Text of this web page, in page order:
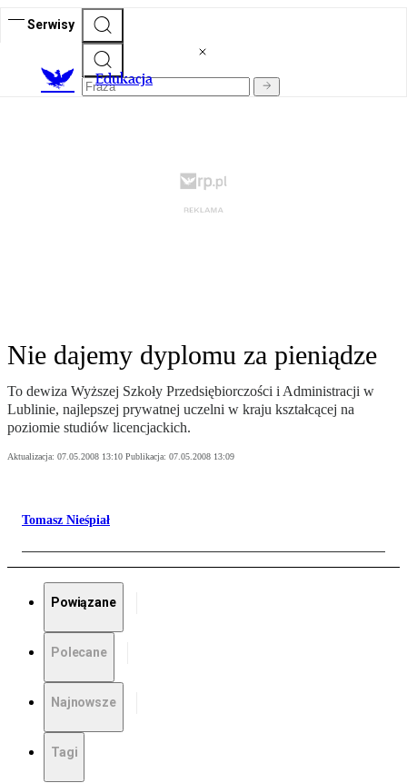
Serwisy
Edukacja
Nie dajemy dyplomu za pieniądze
To dewiza Wyższej Szkoły Przedsiębiorczości i Administracji w
Lublinie, najlepszej prywatnej uczelni w kraju kształcącej na
poziomie studiów licencjackich.
Aktualizacja: 07.05.2008 13:10 Publikacja: 07.05.2008 13:09
Tomasz Nieśpiał
Powiązane
Polecane
Najnowsze
Tagi